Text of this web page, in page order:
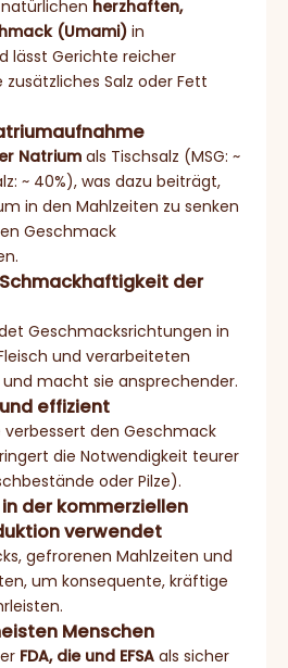
herzhaften,
(Umami) in
lässt Gerichte reicher
Salz oder Fett
Natrium als Tischsalz (MSG: ~
~ 40%), was dazu beiträgt,
in den Mahlzeiten zu senken
Geschmack
der
Geschmacksrichtungen in
und verarbeiteten
macht sie ansprechender.
effizient
verbessert den Geschmack
die Notwendigkeit teurer
oder Pilze).
der kommerziellen
verwendet
gefrorenen Mahlzeiten und
um konsequente, kräftige
Menschen
FDA, die und EFSA als sicher